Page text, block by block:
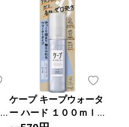
ケープ キープウォータ
ー ハード １００ｍｌ